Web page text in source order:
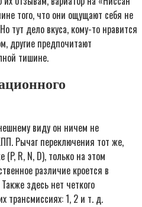
того, что они ощущают себя не
тут дело вкуса, кому-то нравится
другие предпочитают
тишине.
виду он ничем не
Рычаг переключения тот же,
R, N, D), только на этом
различие кроется в
здесь нет четкого
трансмиссиях: 1, 2 и т. д.